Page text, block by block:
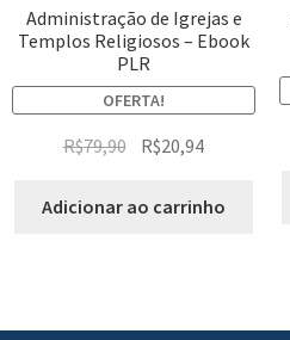
Administração de Igrejas e
Templos Religiosos – Ebook
PLR
OFERTA!
R$79,90 R$20,94
Adicionar ao carrinho